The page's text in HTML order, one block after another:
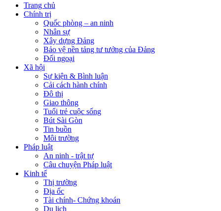
Trang chủ
Chính trị
Quốc phòng – an ninh
Nhân sự
Xây dựng Đảng
Bảo vệ nền tảng tư tưởng của Đảng
Đối ngoại
Xã hội
Sự kiện & Bình luận
Cải cách hành chính
Đô thị
Giao thông
Tuổi trẻ cuộc sống
Bút Sài Gòn
Tin buồn
Môi trường
Pháp luật
An ninh - trật tự
Câu chuyện Pháp luật
Kinh tế
Thị trường
Địa ốc
Tài chính- Chứng khoán
Du lịch